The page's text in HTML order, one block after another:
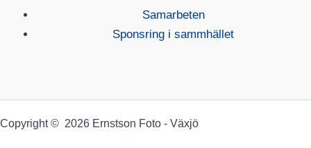
Samarbeten
Sponsring i sammhället
Copyright © 2026 Ernstson Foto - Växjö